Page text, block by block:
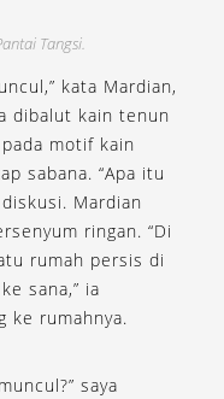
Tangsi.
kata Mardian,
dibalut kain tenun
motif kain
sabana. “Apa itu
Mardian
ringan. “Di
rumah persis di
sana,” ia
ke rumahnya.
saya